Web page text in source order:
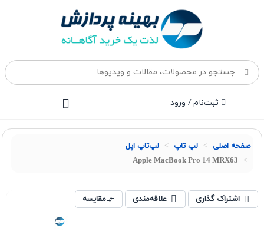
ثبت‌نام / ورود
صفحه اصلی لپ تاپ لپ‌تاپ اپل
Apple MacBook Pro 14 MRX63
اشتراک گذاری علاقه‌مندی مقایسه